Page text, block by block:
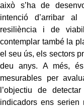
això s’ha de
intenció d’arribar
resiliència i de
contemplar també la
el seu ús, els sectors
deu anys. A més,
mesurables per
l’objectiu de
indicadors ens serien